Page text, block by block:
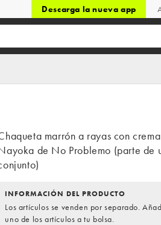
Descarga la nueva app
marrón a rayas con
de No Problemo (parte de
INFORMACIÓN DEL PRODUCTO
Los artículos se venden por separado.
uno de los artículos a tu bolsa.